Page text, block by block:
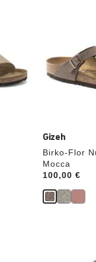
Gizeh
Birko-Flor
Mocca
Price:
100,00 €
échantillons
de
couleurs
modifiera